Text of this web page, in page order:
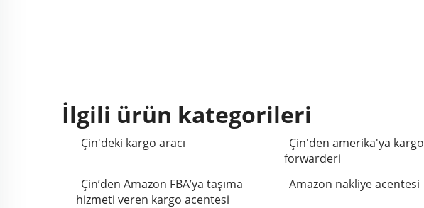
İlgili ürün kategorileri
Çin'deki kargo aracı
Çin'den amerika'ya kargo
forwarderi
Çin’den Amazon FBA’ya taşıma
hizmeti veren kargo acentesi
Amazon nakliye acentesi